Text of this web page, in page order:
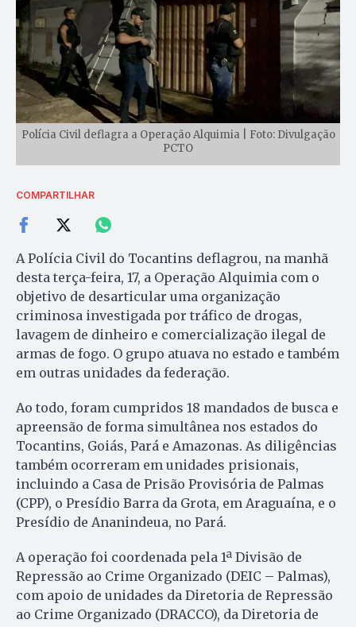
Polícia Civil deflagra a Operação Alquimia | Foto: Divulgação
PCTO
COMPARTILHAR
A Polícia Civil do Tocantins deflagrou, na manhã
desta terça-feira, 17, a Operação Alquimia com o
objetivo de desarticular uma organização
criminosa investigada por tráfico de drogas,
lavagem de dinheiro e comercialização ilegal de
armas de fogo. O grupo atuava no estado e também
em outras unidades da federação.
Ao todo, foram cumpridos 18 mandados de busca e
apreensão de forma simultânea nos estados do
Tocantins, Goiás, Pará e Amazonas. As diligências
também ocorreram em unidades prisionais,
incluindo a Casa de Prisão Provisória de Palmas
(CPP), o Presídio Barra da Grota, em Araguaína, e o
Presídio de Ananindeua, no Pará.
A operação foi coordenada pela 1ª Divisão de
Repressão ao Crime Organizado (DEIC – Palmas),
com apoio de unidades da Diretoria de Repressão
ao Crime Organizado (DRACCO), da Diretoria de